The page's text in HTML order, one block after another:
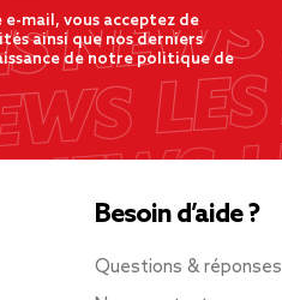
mail, vous acceptez de
ainsi que nos derniers
de notre politique de
Besoin d’aide ?
Questions & réponses